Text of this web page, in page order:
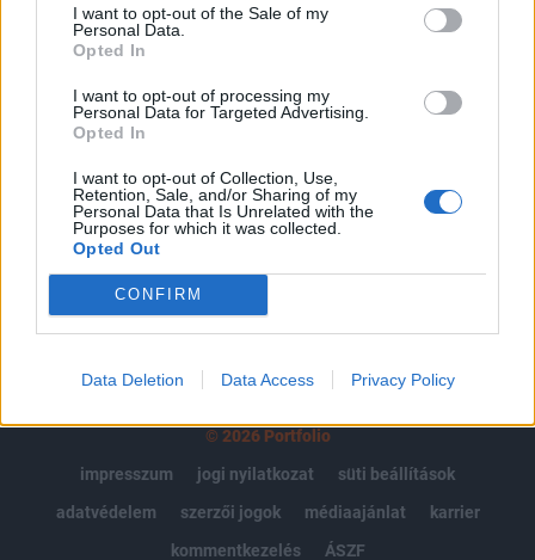
I want to opt-out of the Sale of my
Personal Data.
Opted In
I want to opt-out of processing my
Personal Data for Targeted Advertising.
Opted In
I want to opt-out of Collection, Use,
Retention, Sale, and/or Sharing of my
Personal Data that Is Unrelated with the
Purposes for which it was collected.
Opted Out
CONFIRM
Data Deletion Data Access Privacy Policy
Az előfizetés a következőket tartalmazza:
Portfolio.hu teljes cikkarchívum
kötéslistái
MÁR ELŐFIZETŐNK VAGY?
© 2026 Portfolio
impresszum
jogi nyilatkozat
süti beállítások
adatvédelem
szerzői jogok médiaajánlat
karrier
kommentkezelés
ÁSZF